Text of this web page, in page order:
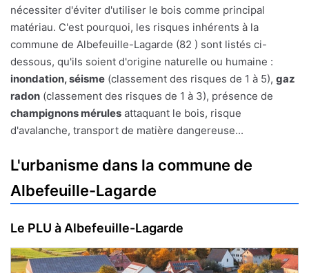
nécessiter d'éviter d'utiliser le bois comme principal
matériau. C'est pourquoi, les risques inhérents à la
commune de Albefeuille-Lagarde (82 ) sont listés ci-
dessous, qu'ils soient d'origine naturelle ou humaine :
inondation, séisme (classement des risques de 1 à 5), gaz
radon (classement des risques de 1 à 3), présence de
champignons mérules attaquant le bois, risque
d'avalanche, transport de matière dangereuse...
L'urbanisme dans la commune de
Albefeuille-Lagarde
Le PLU à Albefeuille-Lagarde